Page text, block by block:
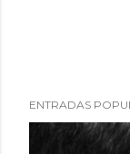
ENTRADAS